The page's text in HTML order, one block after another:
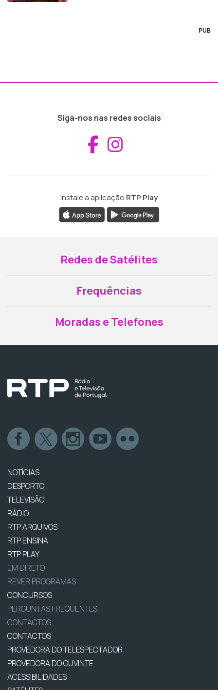
PUB
Siga-nos nas redes sociais
Aceder ao
Instale a aplicação RTP Play
Redes de Satélites
Frequências
Moradas e Telefones
NOTÍCIAS
DESPORTO
TELEVISÃO
RÁDIO
RTP ARQUIVOS
RTP ENSINA
RTP PLAY
EM DIRETO
REVER PROGRAMAS
CONCURSOS
PERGUNTAS FREQUENTES
CONTACTOS
CONTACTOS
PROVEDORA DO TELESPECTADOR
PROVEDORA DO OUVINTE
ACESSIBILIDADES